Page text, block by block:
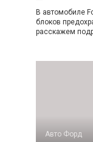
В автомобиле
блоков
расскажем
Авто Форд